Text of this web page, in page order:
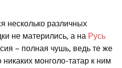
несколько различных
не матерились, а на Русь
– полная чушь, ведь те же
монголо-татар к ним